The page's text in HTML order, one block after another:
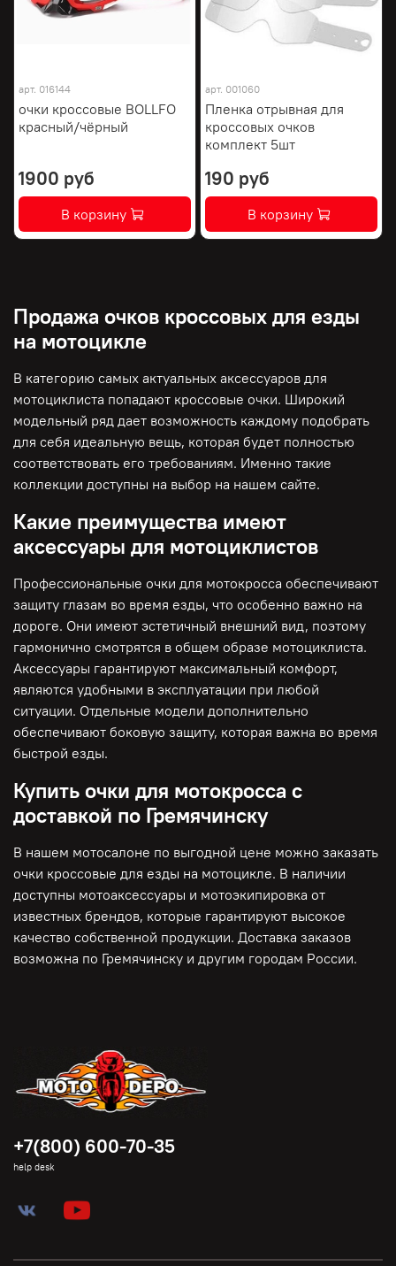
арт. 016144
очки кроссовые BOLLFO
красный/чёрный
1900 руб
В корзину
арт. 001060
Пленка отрывная для
кроссовых очков
комплект 5шт
190 руб
В корзину
Продажа очков кроссовых для езды
на мотоцикле
В категорию самых актуальных аксессуаров для
мотоциклиста попадают кроссовые очки. Широкий
модельный ряд дает возможность каждому подобрать
для себя идеальную вещь, которая будет полностью
соответствовать его требованиям. Именно такие
коллекции доступны на выбор на нашем сайте.
Какие преимущества имеют
аксессуары для мотоциклистов
Профессиональные очки для мотокросса обеспечивают
защиту глазам во время езды, что особенно важно на
дороге. Они имеют эстетичный внешний вид, поэтому
гармонично смотрятся в общем образе мотоциклиста.
Аксессуары гарантируют максимальный комфорт,
являются удобными в эксплуатации при любой
ситуации. Отдельные модели дополнительно
обеспечивают боковую защиту, которая важна во время
быстрой езды.
Купить очки для мотокросса с
доставкой по Гремячинску
В нашем мотосалоне по выгодной цене можно заказать
очки кроссовые для езды на мотоцикле. В наличии
доступны мотоаксессуары и мотоэкипировка от
известных брендов, которые гарантируют высокое
качество собственной продукции. Доставка заказов
возможна по Гремячинску и другим городам России.
+7(800) 600-70-35
help desk